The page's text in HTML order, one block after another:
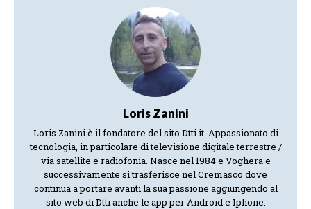
Loris Zanini
Loris Zanini è il fondatore del sito Dtti.it. Appassionato di
tecnologia, in particolare di televisione digitale terrestre /
via satellite e radiofonia. Nasce nel 1984 e Voghera e
successivamente si trasferisce nel Cremasco dove
continua a portare avanti la sua passione aggiungendo al
sito web di Dtti anche le app per Android e Iphone.